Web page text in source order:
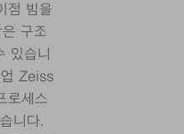
점 빔을
구조
있습니
Zeiss
로세스
니다.